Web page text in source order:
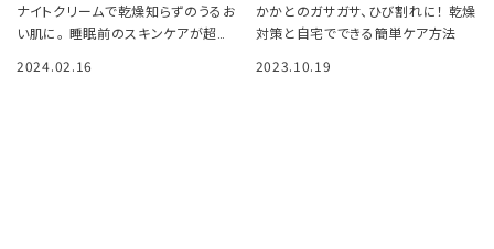
ナイトクリームで乾燥知らずのうるお
い肌に。 睡眠前のスキンケアが超重
2024.02.16
かかとのガサガサ、ひび割れに！ 乾燥
対策と自宅でできる簡単ケア方法
2023.10.19